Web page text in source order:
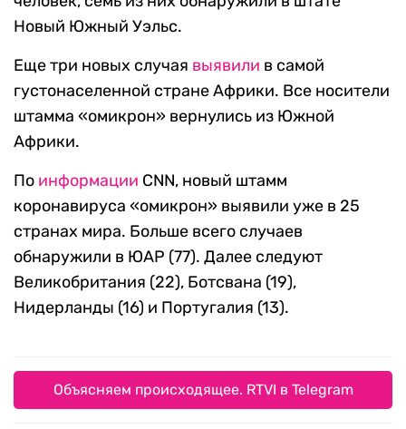
Новый Южный Уэльс.
Еще три новых случая выявили в самой
густонаселенной стране Африки. Все носители
штамма «омикрон» вернулись из Южной
Африки.
По информации CNN, новый штамм
коронавируса «омикрон» выявили уже в 25
странах мира. Больше всего случаев
обнаружили в ЮАР (77). Далее следуют
Великобритания (22), Ботсвана (19),
Нидерланды (16) и Португалия (13).
Объясняем происходящее. RTVI в Telegram